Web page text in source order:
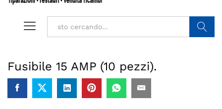
Fusibile 15 AMP (10 pezzi).